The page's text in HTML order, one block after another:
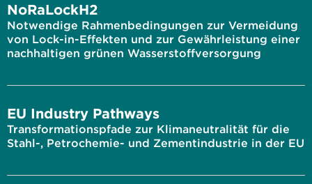
NoRaLockH2
Notwendige Rahmenbedingungen zur Vermeidung
von Lock-in-Effekten und zur Gewährleistung einer
nachhaltigen grünen Wasserstoffversorgung
EU Industry Pathways
Transformationspfade zur Klimaneutralität für die
Stahl-, Petrochemie- und Zementindustrie in der EU